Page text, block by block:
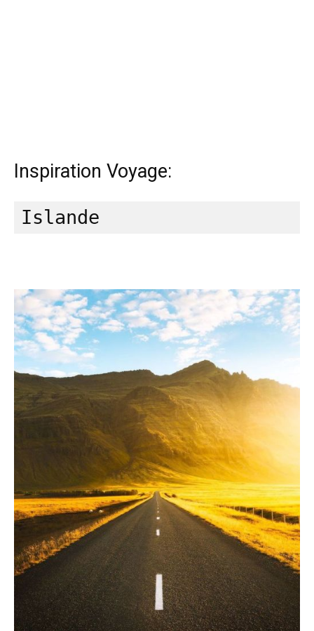
Inspiration Voyage: